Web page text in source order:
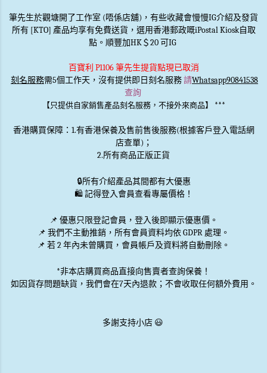
筆先生於觀塘開了工作室 (唔係店舖)，有些收藏會慢慢IG介紹及發貨
所有 [KTO] 產品均享有免費送貨，選用香港郵政嘅iPostal Kiosk自取
點。順豐加HK＄20 可IG
百寶利 P1106 筆先生提貨點現已取消
刻名服務需5個工作天，沒有提供即日刻名服務請Whatsapp90841538
查詢
【只提供自家銷售產品刻名服務，不接外來商品】 ***
香港購買保障：1.有香港保養及售前售後服務(根據客戶登入電話網
店查單)；
2.所有商品正版正貨
🔒所有介紹產品其間都有大優惠
🛍️ 記得登入會員查看專屬價格！
📌 優惠只限登記會員 ，登入後即顯示優惠價。
📌 我們不主動推銷 ，所有會員資料均依 GDPR 處理。
📌 若 2 年內未曾購買，會員帳戶及資料將自動刪除。
*非本店購買商品直接向售賣者查詢保養！
如因貨存問題缺貨，我們會在7天內退款；不會收取任何額外費用。
多謝支持小店 😃